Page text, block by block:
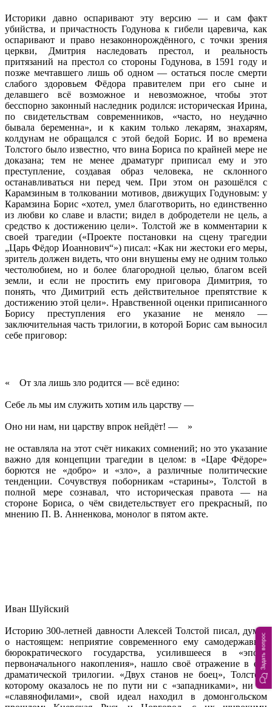
Историки давно оспаривают эту версию — и сам факт
убийства, и причастность Годунова к гибели царевича, как
оспаривают и право незаконнорождённого, с точки зрения
церкви, Дмитрия наследовать престол, и реальность
притязаний на престол со стороны Годунова, в 1591 году и
позже мечтавшего лишь об одном — остаться после смерти
слабого здоровьем Фёдора правителем при его сыне и
делавшего всё возможное и невозможное, чтобы этот
бесспорно законный наследник родился: историческая Ирина,
по свидетельствам современников, «часто, но неудачно
бывала беременна», и к каким только лекарям, знахарям,
колдунам не обращался с этой бедой Борис. И во времена
Толстого было известно, что вина Бориса по крайней мере не
доказана; тем не менее драматург приписал ему и это
преступление, создавая образ человека, не склонного
останавливаться ни перед чем. При этом он разошёлся с
Карамзиным в толковании мотивов, движущих Годуновым: у
Карамзина Борис «хотел, умел благотворить, но единственно
из любви ко славе и власти; видел в добродетели не цель, а
средство к достижению цели». Толстой же в комментарии к
своей трагедии («Проекте постановки на сцену трагедии
„Царь Фёдор Иоаннович“») писал: «Как ни жестоки его меры,
зритель должен видеть, что они внушены ему не одним только
честолюбием, но и более благородной целью, благом всей
земли, и если не простить ему приговора Димитрия, то
понять, что Димитрий есть действительное препятствие к
достижению этой цели». Нравственной оценки приписанного
Борису преступления его указание не меняло —
заключительная часть трилогии, в которой Борис сам выносил
себе приговор:
« От зла лишь зло родится — всё едино:
Себе ль мы им служить хотим иль царству —
Оно ни нам, ни царству впрок нейдёт! — »
не оставляла на этот счёт никаких сомнений; но это указание
важно для концепции трагедии в целом: в «Царе Фёдоре»
борются не «добро» и «зло», а различные политические
тенденции. Сочувствуя поборникам «старины», Толстой в
полной мере сознавал, что историческая правота — на
стороне Бориса, о чём свидетельствует его прекрасный, по
мнению П. В. Анненкова, монолог в пятом акте.
Иван Шуйский
Историю 300-летней давности Алексей Толстой писал, думая
о настоящем: неприятие современного ему самодержавно-
бюрократического государства, усилившееся в «эпоху
первоначального накопления», нашло своё отражение в его
драматической трилогии. «Двух станов не боец», Толстой,
которому оказалось не по пути ни с «западниками», ни со
«славянофилами», свой идеал находил в домонгольском
Задать вопрос